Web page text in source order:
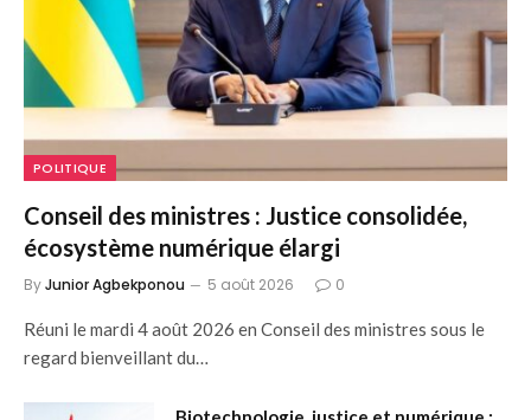
POLITIQUE
Conseil des ministres : Justice consolidée,
écosystème numérique élargi
ByJunior Agbekponou 5 août 2026 0
Réuni le mardi 4 août 2026 en Conseil des ministres sous le
regard bienveillant du…